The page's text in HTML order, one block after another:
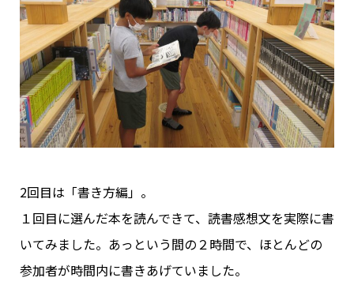
2回目は「書き方編」。
１回目に選んだ本を読んできて、読書感想文を実際に書
いてみました。あっという間の２時間で、ほとんどの
参加者が時間内に書きあげていました。